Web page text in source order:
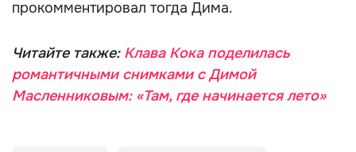
прокомментировал тогда Дима.
Читайте также: Клава Кока поделилась
романтичными снимками с Димой
Масленниковым: «Там, где начинается лето»